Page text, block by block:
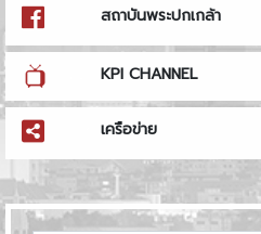
สถาบันพระปกเกล้า
KPI CHANNEL
เครือข่าย